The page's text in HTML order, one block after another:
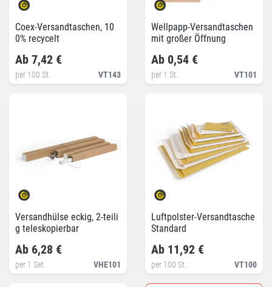
Coex-Versandtaschen, 10
0% recycelt
VT143
Ab 7,42 €
per 100 St.
Wellpapp-Versandtaschen
mit großer Öffnung
VT101
Ab 0,54 €
per 1 St.
Versandhülse eckig, 2-teili
g teleskopierbar
VHE101
Ab 6,28 €
per 1 Set
Luftpolster-Versandtasche
Standard
VT100
Ab 11,92 €
per 100 St.